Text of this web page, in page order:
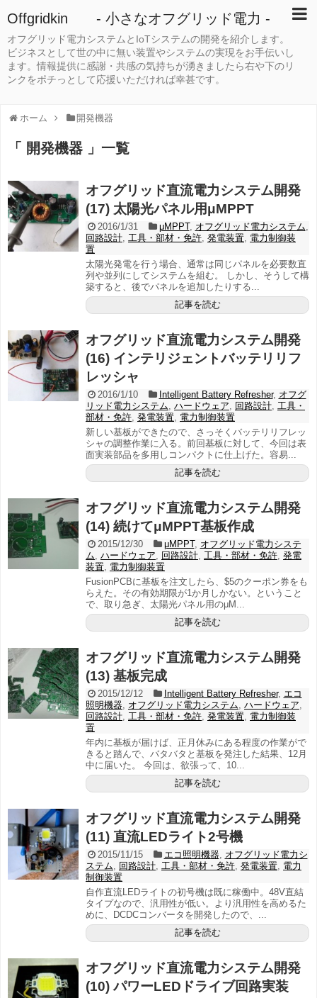
Offgridkin - 小さなオフグリッド電力 -
オフグリッド電力システムとIoTシステムの開発を紹介します。
ビジネスとして世の中に無い装置やシステムの実現をお手伝いし
ます。情報提供に感謝・共感の気持ちが湧きましたら右や下のリ
ンクをポチっとして応援いただければ幸甚です。
ホーム 開発機器
「 開発機器 」一覧
オフグリッド直流電力システム開発
(17) 太陽光パネル用μMPPT
2016/1/31 μMPPT, オフグリッド電力システム,
回路設計, 工具・部材・免許, 発電装置, 電力制御装
置
太陽光発電を行う場合、通常は同じパネルを必要数直
列や並列にしてシステムを組む。 しかし、そうして構
築すると、後でパネルを追加したりする...
記事を読む
オフグリッド直流電力システム開発
(16) インテリジェントバッテリリフ
レッシャ
2016/1/10 Intelligent Battery Refresher, オフグ
リッド電力システム, ハードウェア, 回路設計, 工具・
部材・免許, 発電装置, 電力制御装置
新しい基板ができたので、さっそくバッテリリフレッ
シャの調整作業に入る。前回基板に対して、今回は表
面実装部品を多用しコンパクトに仕上げた。容易...
記事を読む
オフグリッド直流電力システム開発
(14) 続けてμMPPT基板作成
2015/12/30 μMPPT, オフグリッド電力システ
ム, ハードウェア, 回路設計, 工具・部材・免許, 発電
装置, 電力制御装置
FusionPCBに基板を注文したら、$5のクーポン券をも
らえた。その有効期限が1か月しかない。ということ
で、取り急ぎ、太陽光パネル用のμM...
記事を読む
オフグリッド直流電力システム開発
(13) 基板完成
2015/12/12 Intelligent Battery Refresher, エコ
照明機器, オフグリッド電力システム, ハードウェア,
回路設計, 工具・部材・免許, 発電装置, 電力制御装
置
年内に基板が届けば、正月休みにある程度の作業がで
きると踏んで、バタバタと基板を発注した結果、12月
中に届いた。 今回は、欲張って、10...
記事を読む
オフグリッド直流電力システム開発
(11) 直流LEDライト2号機
2015/11/15 エコ照明機器, オフグリッド電力シ
ステム, 回路設計, 工具・部材・免許, 発電装置, 電力
制御装置
自作直流LEDライトの初号機は既に稼働中。48V直結
タイプなので、汎用性が低い。より汎用性を高めるた
めに、DCDCコンバータを開発したので、...
記事を読む
オフグリッド直流電力システム開発
(10) パワーLEDドライブ回路実装